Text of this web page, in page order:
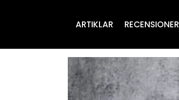
ARTIKLAR RECENSIONER